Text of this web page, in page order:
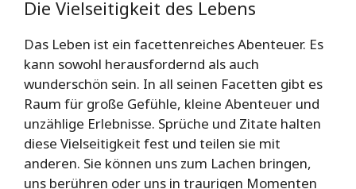
Die Vielseitigkeit des Lebens
Das Leben ist ein facettenreiches Abenteuer. Es
kann sowohl herausfordernd als auch
wunderschön sein. In all seinen Facetten gibt es
Raum für große Gefühle, kleine Abenteuer und
unzählige Erlebnisse. Sprüche und Zitate halten
diese Vielseitigkeit fest und teilen sie mit
anderen. Sie können uns zum Lachen bringen,
uns berühren oder uns in traurigen Momenten